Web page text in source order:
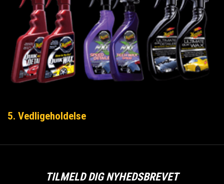
5. Vedligeholdelse
TILMELD DIG NYHEDSBREVET